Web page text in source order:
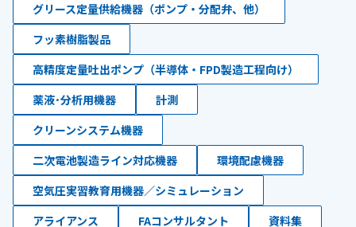
グリース定量供給機器（ポンプ・分配弁、他）
フッ素樹脂製品
高精度定量吐出ポンプ（半導体・FPD製造工程向け）
薬液･分析用機器
計測
クリーンシステム機器
二次電池製造ライン対応機器
環境配慮機器
空気圧実習教育用機器／シミュレーション
アライアンス
FAコンサルタント 資料集